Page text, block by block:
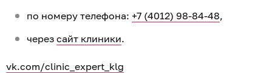
по номеру телефона: +7 (4012) 98-84-48,
через сайт клиники.
vk.com/clinic_expert_klg